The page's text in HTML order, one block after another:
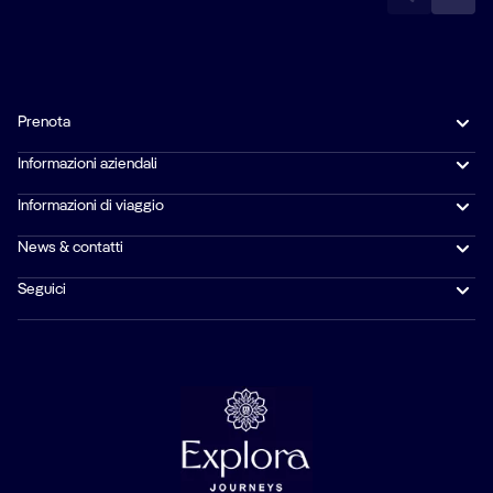
Prenota
Informazioni aziendali
Informazioni di viaggio
News & contatti
Seguici